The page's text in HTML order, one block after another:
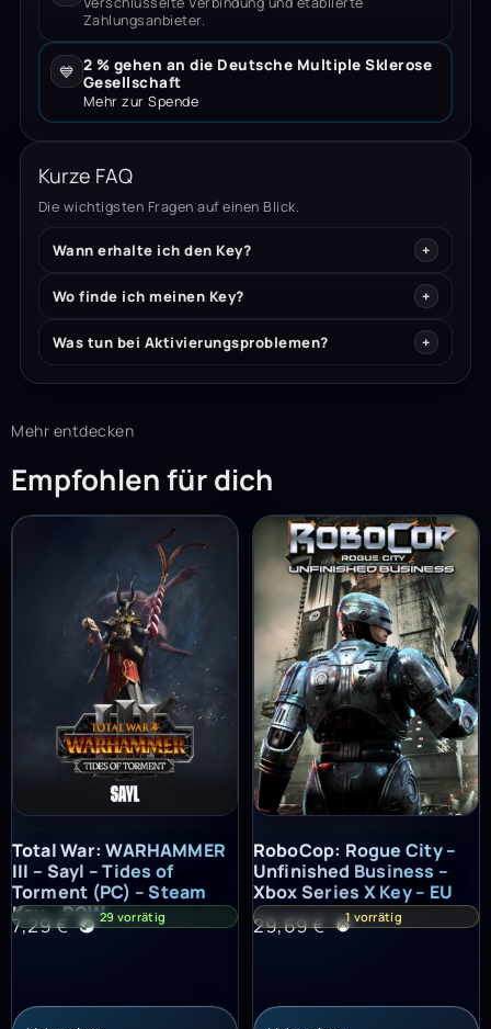
Zahlungsanbieter.
💙 2 % gehen an die Deutsche Multiple Sklerose
Gesellschaft
Mehr zur Spende
Kurze FAQ
Die wichtigsten Fragen auf einen Blick.
Wann erhalte ich den Key?
Wo finde ich meinen Key?
Was tun bei Aktivierungsproblemen?
Mehr entdecken
Empfohlen für dich
Total War: WARHAMMER III – Sayl – Tides of Torment (PC) –
Total War: WARHAMMER
III – Sayl – Tides of
Torment (PC) – Steam
Key – ROW
7,29€ 29 vorrätig
RoboCop: Rogue City –
RoboCop: Rogue City –
Unfinished Business –
Xbox Series X Key – EU
29,69€ 1 vorrätig